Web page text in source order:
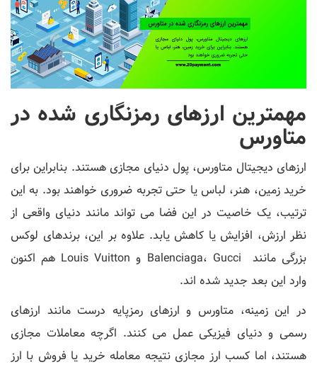
مهمترین ارزهای رمزنگاری شده در
متاورس
ارزهای دیجیتال متاورس، پول دنیای مجازی هستند. بنابراین برای
خرید زمین، هنر، لباس یا حتی تجربه ضروری خواهند بود. به این
ترتیب، یک خاصیت در این فضا می ‌تواند مانند دنیای واقعی از
نظر ارزش، افزایش یا کاهش یابد. علاوه بر این، برندهای لوکس
بزرگی مانند Balenciaga، Gucci و Louis Vuitton هم اکنون
وارد این بعد جدید شده اند.
در این زمینه، متاورس و ارزهای رمزپایه درست مانند ارزهای
رسمی و دنیای فیزیکی عمل می کنند. اگرچه معاملات مجازی
هستند، اما کسب ارز مجازی نتیجه معامله خرید یا فروش با ارز